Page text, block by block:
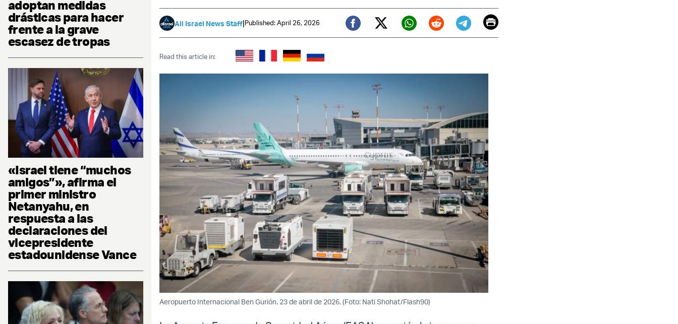
adoptan medidas
drásticas para hacer
frente a la grave
escasez de tropas
«Israel tiene “muchos
amigos”», afirma el
primer ministro
Netanyahu, en
respuesta a las
declaraciones del
vicepresidente
estadounidense Vance
All Israel News Staff|Published: April 26, 2026
Facebook
Twitter (X)
Whatsapp
RedditTelegram
EmailPrint
Read this article in:
Aeropuerto Internacional Ben Gurión. 23 de abril de 2026. (Foto: Nati Shohat/Flash90)